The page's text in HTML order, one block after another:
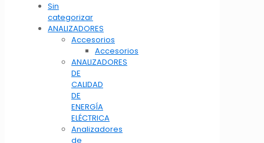
Sin
categorizar
ANALIZADORES
Accesorios
Accesorios
ANALIZADORES
DE
CALIDAD
DE
ENERGÍA
ELÉCTRICA
Analizadores
de